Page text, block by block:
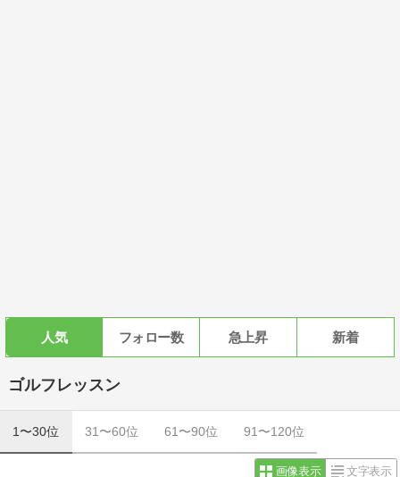
人気 フォロー数 急上昇 新着
ゴルフレッスン
1〜30位 31〜60位 61〜90位 91〜120位
画像表示 文字表示